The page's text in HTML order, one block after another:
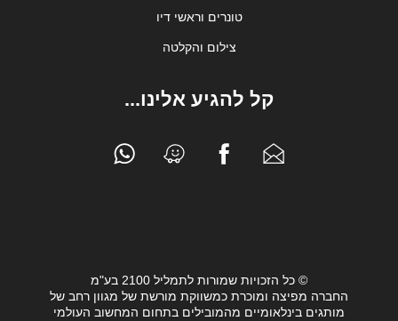
טונרים וראשי דיו
צילום והקלטה
קל להגיע אלינו...
© כל הזכויות שמורות לתמליל 2100 בע"מ
החברה מפיצה ומוכרת כמשווקת מורשת של מגוון רחב של
מותגים בינלאומיים מהמובילים בתחום המחשוב העולמי